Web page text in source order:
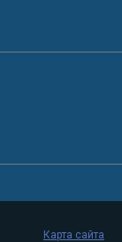
Карта сайта